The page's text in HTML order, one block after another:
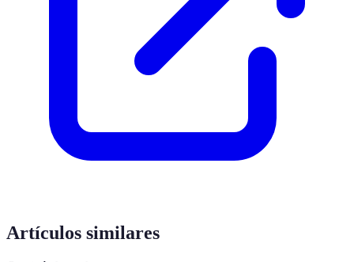
Artículos similares